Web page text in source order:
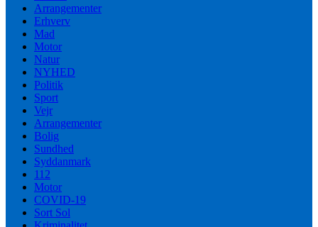
Arrangementer
Erhverv
Mad
Motor
Natur
NYHED
Politik
Sport
Vejr
Arrangementer
Bolig
Sundhed
Syddanmark
112
Motor
COVID-19
Sort Sol